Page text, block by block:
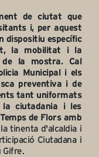
de ciutat que
i, per aquest
dispositiu específic
la mobilitat i la
la mostra. Cal
Municipal i els
preventiva i de
tant uniformats
ciutadania i les
de Flors amb
tinenta d'alcaldia i
Ciutadana i
Gifre.